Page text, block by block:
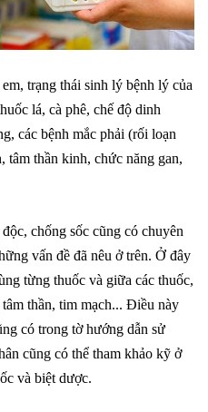
trạng thái sinh lý bệnh lý của
lá, cà phê, chế độ dinh
các bệnh mắc phải (rối loạn
tâm thần kinh, chức năng gan,
chống sốc cũng có chuyên
vấn đề đã nêu ở trên. Ở đây
từng thuốc và giữa các thuốc,
thần, tim mạch... Điều này
có trong tờ hướng dẫn sử
cũng có thể tham khảo kỹ ở
và biệt dược.